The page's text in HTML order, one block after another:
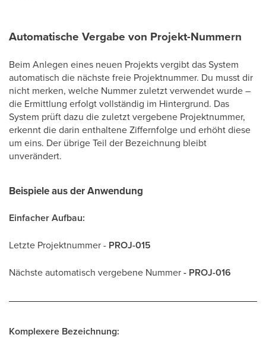
Automatische Vergabe von Projekt-Nummern
Beim Anlegen eines neuen Projekts vergibt das System
automatisch die nächste freie Projektnummer. Du musst dir
nicht merken, welche Nummer zuletzt verwendet wurde –
die Ermittlung erfolgt vollständig im Hintergrund. Das
System prüft dazu die zuletzt vergebene Projektnummer,
erkennt die darin enthaltene Ziffernfolge und erhöht diese
um eins. Der übrige Teil der Bezeichnung bleibt
unverändert.
Beispiele aus der Anwendung
Einfacher Aufbau:
Letzte Projektnummer - PROJ-015
Nächste automatisch vergebene Nummer- PROJ-016
Komplexere Bezeichnung: